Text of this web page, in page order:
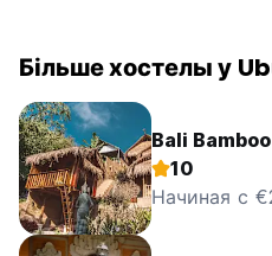
Більше хостелы у
Bali
10
Начиная с